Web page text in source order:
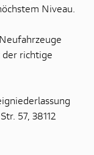
Niveau.
richtige
57, 38112